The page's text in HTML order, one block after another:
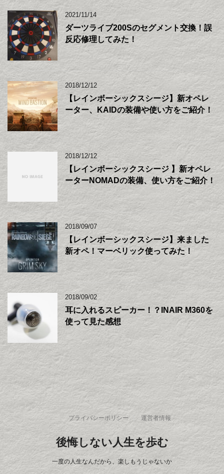
2021/11/14
ダーツライブ200Sのセグメント交換！誤
反応修理してみた！
2018/12/12
【レインボーシックスシージ】新オペレ
ーター、KAIDの装備や使い方をご紹介！
2018/12/12
【レインボーシックスシージ 】新オペレ
ーターNOMADの装備、使い方をご紹介！
2018/09/07
【レインボーシックスシージ】来ました
新オペ！マーベリック使ってみた！
2018/09/02
耳に入れるスピーカー！？INAIR M360を
使って見た感想
プライバシーポリシー 運営者情報
後悔しない人生を歩む
一度の人生なんだから、楽しもうじゃないか